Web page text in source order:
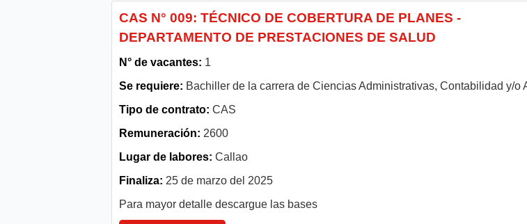
CAS N° 009: TÉCNICO DE COBERTURA DE PLANES -
DEPARTAMENTO DE PRESTACIONES DE SALUD
N° de vacantes: 1
Se requiere: Bachiller de la carrera de Ciencias Administrativas, Contabilidad y/o
Tipo de contrato: CAS
Remuneración: 2600
Lugar de labores: Callao
Finaliza: 25 de marzo del 2025
Para mayor detalle descargue las bases